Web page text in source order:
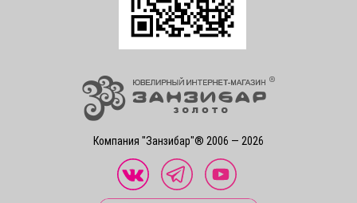
Компания "Занзибар"® 2006 — 2026